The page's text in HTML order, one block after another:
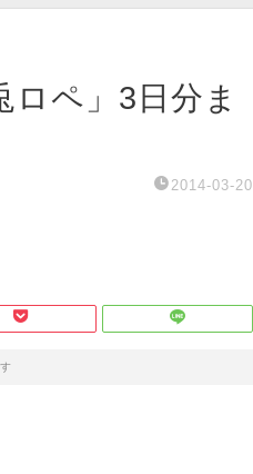
ロペ」3日分ま
2014-03-20